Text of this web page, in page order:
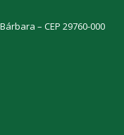
– CEP 29760-000